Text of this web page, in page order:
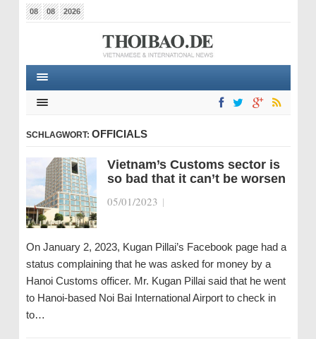
08 08 2026
SCHLAGWORT: OFFICIALS
Vietnam’s Customs sector is
so bad that it can’t be worsen
05/01/2023 |
On January 2, 2023, Kugan Pillai’s Facebook page had a
status complaining that he was asked for money by a
Hanoi Customs officer. Mr. Kugan Pillai said that he went
to Hanoi-based Noi Bai International Airport to check in
to…